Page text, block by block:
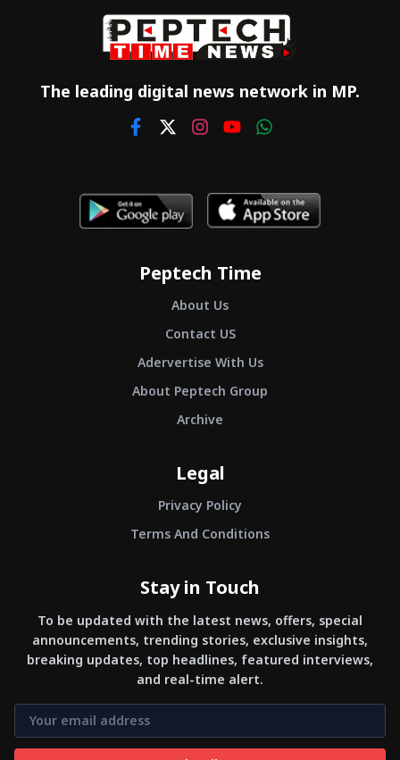
The leading digital news network in MP.
Peptech Time
About Us
Contact US
Adervertise With Us
About Peptech Group
Archive
Legal
Privacy Policy
Terms And Conditions
Stay in Touch
To be updated with the latest news, offers, special
announcements, trending stories, exclusive insights,
breaking updates, top headlines, featured interviews,
and real-time alert.